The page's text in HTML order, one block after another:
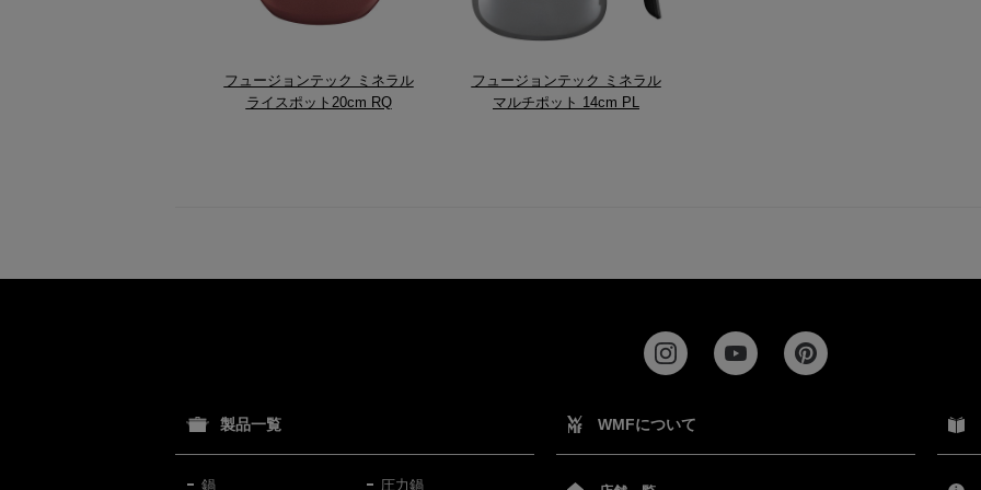
フュージョンテック ミネラル
ライスポット20cm RQ
フュージョンテック ミネラル
マルチポット 14cm PL
製品一覧
鍋 圧力鍋
WMFについて